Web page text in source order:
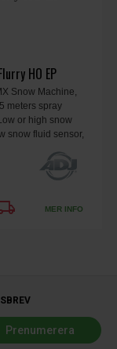
HO EP
Snow Machine,
meters spray
or high snow
snow fluid sensor,
VFFLUR-
included, 510 x 316 x
MER INFO